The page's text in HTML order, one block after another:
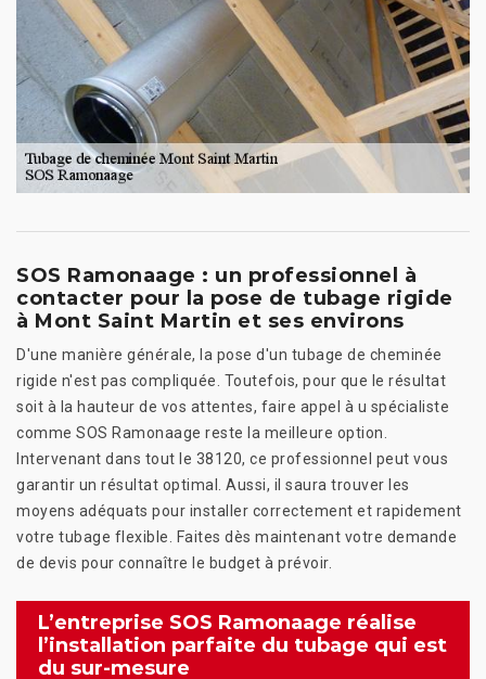
SOS Ramonaage : un professionnel à
contacter pour la pose de tubage rigide
à Mont Saint Martin et ses environs
D'une manière générale, la pose d'un tubage de cheminée
rigide n'est pas compliquée. Toutefois, pour que le résultat
soit à la hauteur de vos attentes, faire appel à u spécialiste
comme SOS Ramonaage reste la meilleure option.
Intervenant dans tout le 38120, ce professionnel peut vous
garantir un résultat optimal. Aussi, il saura trouver les
moyens adéquats pour installer correctement et rapidement
votre tubage flexible. Faites dès maintenant votre demande
de devis pour connaître le budget à prévoir.
L’entreprise SOS Ramonaage réalise
l’installation parfaite du tubage qui est
du sur-mesure